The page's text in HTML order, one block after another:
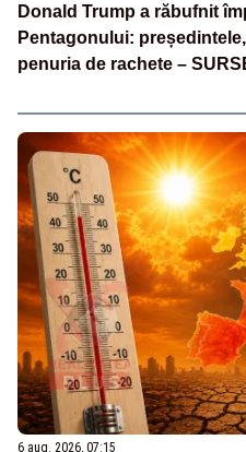
Donald Trump a răbufnit
Pentagonului:
penuria de rachete –
6 aug. 2026, 07:15